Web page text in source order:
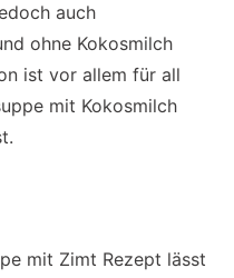
auch
ohne Kokosmilch
ist vor allem für all
mit Kokosmilch
mit Zimt Rezept lässt